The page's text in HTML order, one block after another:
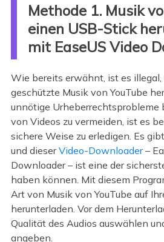
Methode 1. Musik
einen USB-Stick
mit EaseUS Video
Wie bereits erwähnt, ist es
geschützte Musik von YouTube
unnötige Urheberrechtsprobleme
von Videos zu vermeiden, ist es
sichere Weise zu erledigen. Es
und dieserVideo-Downloader–
Downloader – ist eine der
haben können. Mit diesem
Art von Musik von YouTube auf
herunterladen. Vor dem
Qualität des Audios auswählen
angeben.